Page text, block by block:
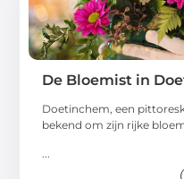
De Bloemist in
Doetinchem, een
bekend om zijn rijke
...